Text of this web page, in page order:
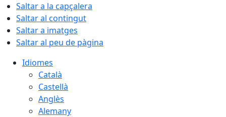
Saltar a la capçalera
Saltar al contingut
Saltar a imatges
Saltar al peu de pàgina
Idiomes
Català
Castellà
Anglès
Alemany